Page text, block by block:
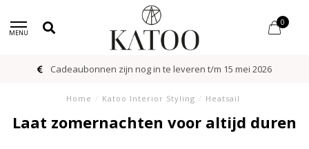
MENU
0
Cadeaubonnen zijn nog in te leveren t/m 15 mei 2026
Home / Katoo Interior Styling / Heatsail
Laat zomernachten voor altijd duren